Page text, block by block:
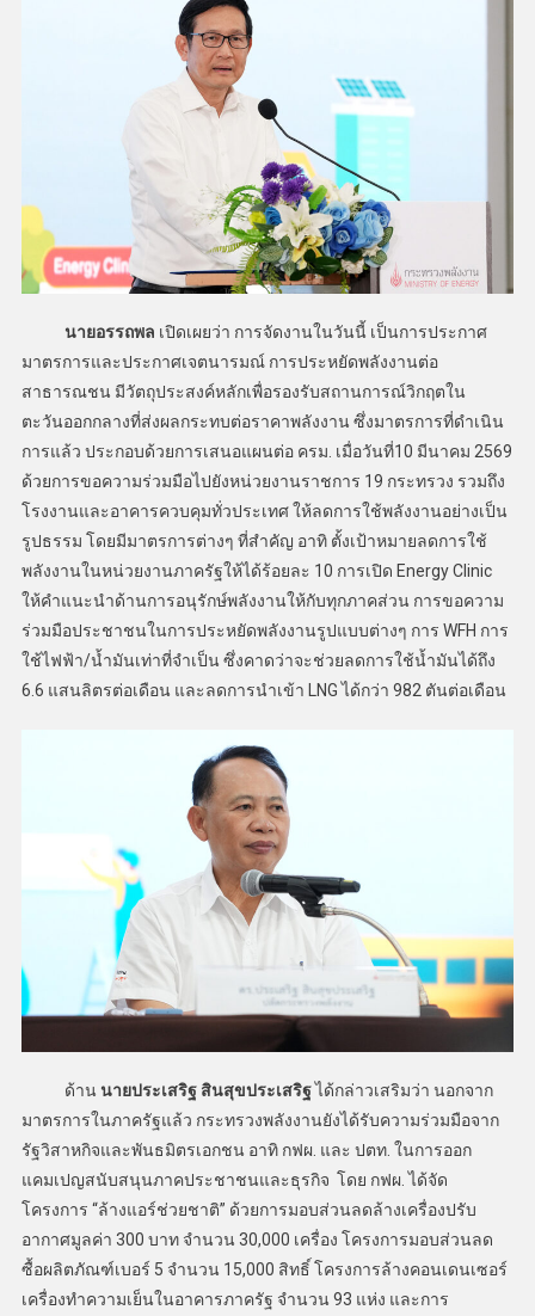
นายอรรถพล เปิดเผยว่า การจัดงานในวันนี้ เป็นการประกาศ
มาตรการและประกาศเจตนารมณ์ การประหยัดพลังงานต่อ
สาธารณชน มีวัตถุประสงค์หลักเพื่อรองรับสถานการณ์วิกฤตใน
ตะวันออกกลางที่ส่งผลกระทบต่อราคาพลังงาน ซึ่งมาตรการที่ดำเนิน
การแล้ว ประกอบด้วยการเสนอแผนต่อ ครม. เมื่อวันที่10 มีนาคม 2569
ด้วยการขอความร่วมมือไปยังหน่วยงานราชการ 19 กระทรวง รวมถึง
โรงงานและอาคารควบคุมทั่วประเทศ ให้ลดการใช้พลังงานอย่างเป็น
รูปธรรม โดยมีมาตรการต่างๆ ที่สำคัญ อาทิ ตั้งเป้าหมายลดการใช้
พลังงานในหน่วยงานภาครัฐให้ได้ร้อยละ 10 การเปิด Energy Clinic
ให้คำแนะนำด้านการอนุรักษ์พลังงานให้กับทุกภาคส่วน การขอความ
ร่วมมือประชาชนในการประหยัดพลังงานรูปแบบต่างๆ การ WFH การ
ใช้ไฟฟ้า/น้ำมันเท่าที่จำเป็น ซึ่งคาดว่าจะช่วยลดการใช้น้ำมันได้ถึง
6.6 แสนลิตรต่อเดือน และลดการนำเข้า LNG ได้กว่า 982 ตันต่อเดือน
ด้านนายประเสริฐ สินสุขประเสริฐได้กล่าวเสริมว่า นอกจาก
มาตรการในภาครัฐแล้ว กระทรวงพลังงานยังได้รับความร่วมมือจาก
รัฐวิสาหกิจและพันธมิตรเอกชน อาทิ กฟผ. และ ปตท. ในการออก
แคมเปญสนับสนุนภาคประชาชนและธุรกิจ โดย กฟผ. ได้จัด
โครงการ “ล้างแอร์ช่วยชาติ” ด้วยการมอบส่วนลดล้างเครื่องปรับ
อากาศมูลค่า 300 บาท จำนวน 30,000 เครื่อง โครงการมอบส่วนลด
ซื้อผลิตภัณฑ์เบอร์ 5 จำนวน 15,000 สิทธิ์ โครงการล้างคอนเดนเซอร์
เครื่องทำความเย็นในอาคารภาครัฐ จำนวน 93 แห่ง และการ